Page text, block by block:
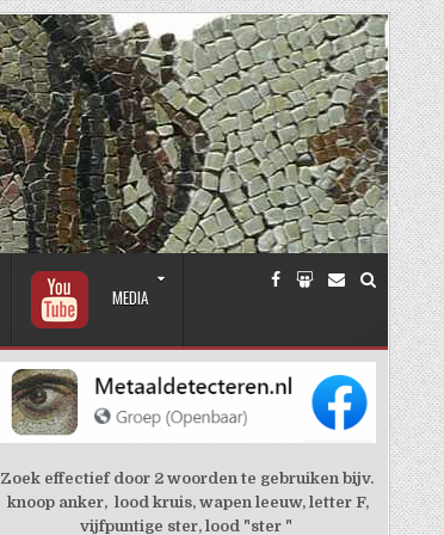
MEDIA
Zoek effectief door 2 woorden te gebruiken bijv.
knoop anker, lood kruis, wapen leeuw, letter F,
vijfpuntige ster, lood "ster "